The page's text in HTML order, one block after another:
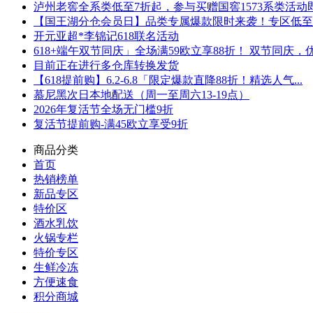
泸州老窖全系类低至7折起，参与买赠国窖1573系类活动
【国王湖分仓会员日】品类专属爆款限时来袭！专区低
开元亚超*李锦记618联名活动
618+端午双节同庆」全场满59欧立享88折！ 双节同庆，
目前正在进行多仓库转换发货
【618提前购】6.2-6.8「限定爆款直降88折！精选人气...
慕尼黑次日本地配送（周一至周六13-19点）
2026年复活节全场无门槛9折
复活节提前购-满45欧立享受9折
商品分类
首页
热销榜单
新品专区
特价区
酒水乳饮
火锅专栏
特价专区
生鲜冷冻
方便速食
积分商城